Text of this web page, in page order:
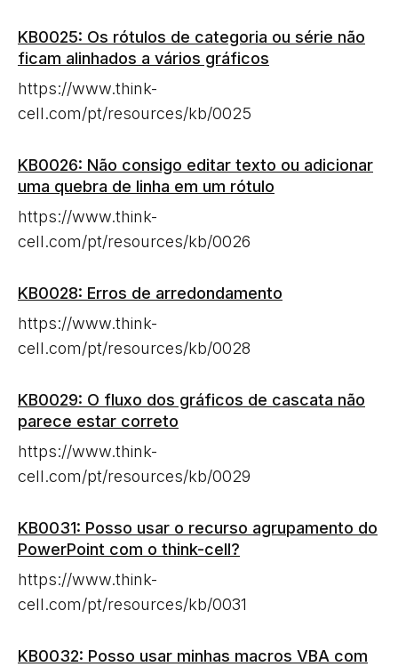
KB0025: Os rótulos de categoria ou série não
ficam alinhados a vários gráficos
https://www.think-
cell.com/pt/resources/kb/0025
KB0026: Não consigo editar texto ou adicionar
uma quebra de linha em um rótulo
https://www.think-
cell.com/pt/resources/kb/0026
KB0028: Erros de arredondamento
https://www.think-
cell.com/pt/resources/kb/0028
KB0029: O fluxo dos gráficos de cascata não
parece estar correto
https://www.think-
cell.com/pt/resources/kb/0029
KB0031: Posso usar o recurso agrupamento do
PowerPoint com o think-cell?
https://www.think-
cell.com/pt/resources/kb/0031
KB0032: Posso usar minhas macros VBA com